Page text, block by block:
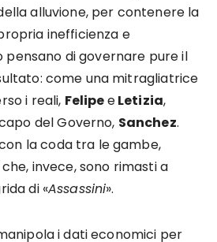
alluvione, per contenere la
inefficienza e
di governare pure il
come una mitragliatrice
i reali, FelipeeLetizia,
del Governo, Sanchez.
la coda tra le gambe,
invece, sono rimasti a
di «Assassini».
i dati economici per